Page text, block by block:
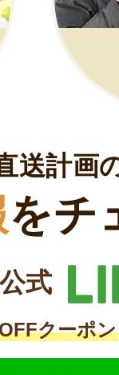
送計画
をチ
式
クーポン